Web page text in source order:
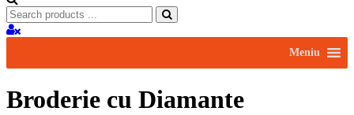
Search
for:
Meniu
Broderie cu Diamante